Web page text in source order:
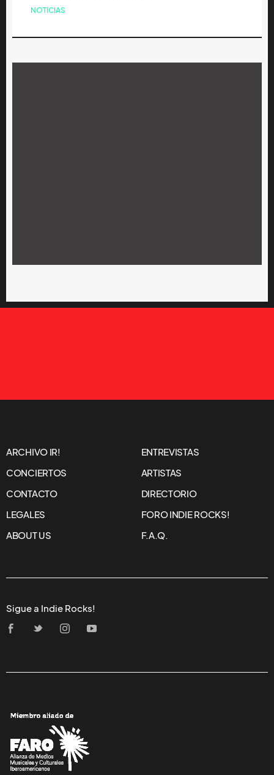
NOTICIAS
ARCHIVO IR!
ENTREVISTAS
CONCIERTOS
ARTISTAS
CONTACTO
DIRECTORIO
LEGALES
FORO INDIE ROCKS!
ABOUT US
F.A.Q.
Sigue a Indie Rocks!